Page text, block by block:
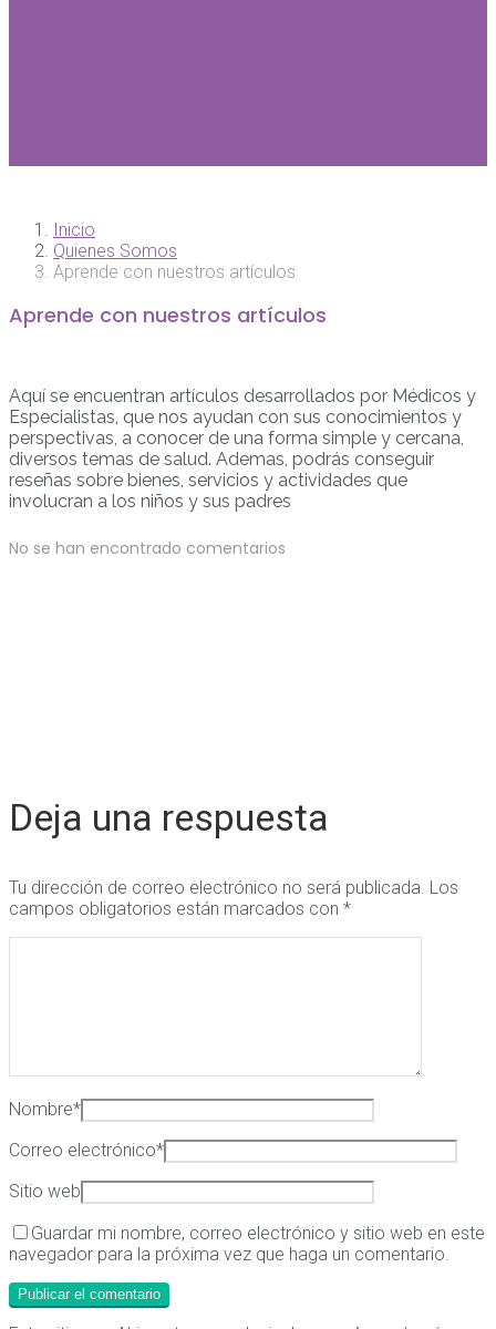
Inicio
Quienes Somos
Aprende con nuestros artículos
Aprende con nuestros artículos
Aquí se encuentran artículos desarrollados por Médicos y
Especialistas, que nos ayudan con sus conocimientos y
perspectivas, a conocer de una forma simple y cercana,
diversos temas de salud. Ademas, podrás conseguir
reseñas sobre bienes, servicios y actividades que
involucran a los niños y sus padres
No se han encontrado comentarios
Deja una respuesta
Tu dirección de correo electrónico no será publicada. Los
campos obligatorios están marcados con *
Nombre*
Correo electrónico*
Sitio web
Guardar mi nombre, correo electrónico y sitio web en este
navegador para la próxima vez que haga un comentario.